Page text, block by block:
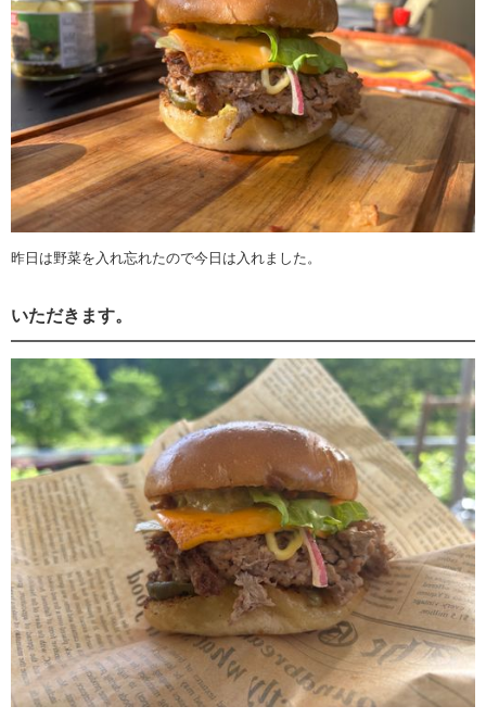
昨日は野菜を入れ忘れたので今日は入れました。
いただきます。